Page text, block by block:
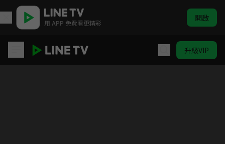
用 APP 免費看更精彩 開啟
升級VIP